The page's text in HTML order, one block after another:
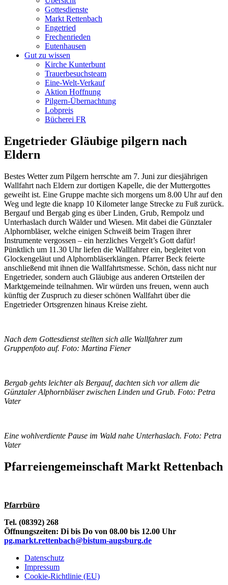
Gottesdienste
Markt Rettenbach
Engetried
Frechenrieden
Eutenhausen
Gut zu wissen
Kirche Kunterbunt
Trauerbesuchsteam
Eine-Welt-Verkauf
Aktion Hoffnung
Pilgern-Übernachtung
Lobpreis
Bücherei FR
Engetrieder Gläubige pilgern nach
Eldern
Bestes Wetter zum Pilgern herrschte am 7. Juni zur diesjährigen
Wallfahrt nach Eldern zur dortigen Kapelle, die der Muttergottes
geweiht ist. Eine Gruppe machte sich morgens um 8.00 Uhr auf den
Weg und legte die knapp 10 Kilometer lange Strecke zu Fuß zurück.
Bergauf und Bergab ging es über Linden, Grub, Rempolz und
Unterhaslach durch Wälder und Wiesen. Mit dabei die Günztaler
Alphornbläser, welche einigen Schweiß beim Tragen ihrer
Instrumente vergossen – ein herzliches Vergelt’s Gott dafür!
Pünktlich um 11.30 Uhr liefen die Wallfahrer ein, begleitet von
Glockengeläut und Alphornbläserklängen. Pfarrer Beck feierte
anschließend mit ihnen die Wallfahrtsmesse. Schön, dass nicht nur
Engetrieder, sondern auch Gläubige aus anderen Ortsteilen der
Marktgemeinde teilnahmen. Wir würden uns freuen, wenn auch
künftig der Zuspruch zu dieser schönen Wallfahrt über die
Engetrieder Ortsgrenzen hinaus Kreise zieht.
Nach dem Gottesdienst stellten sich alle Wallfahrer zum
Gruppenfoto auf. Foto: Martina Fiener
Bergab gehts leichter als Bergauf, dachten sich vor allem die
Günztaler Alphornbläser zwischen Linden und Grub. Foto: Petra
Vater
Eine wohlverdiente Pause im Wald nahe Unterhaslach. Foto: Petra
Vater
Pfarreiengemeinschaft Markt Rettenbach
Pfarrbüro
Tel. (08392) 268
Öffnungszeiten: Di bis Do von 08.00 bis 12.00 Uhr
pg.markt.rettenbach@bistum-augsburg.de
Datenschutz
Impressum
Cookie-Richtlinie (EU)